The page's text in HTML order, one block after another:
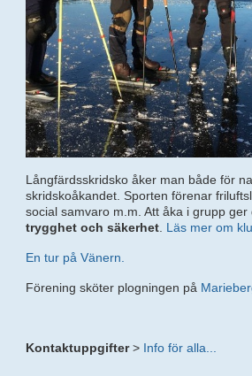
Långfärdsskridsko åker man både för
skridskoåkandet. Sporten förenar
social samvaro m.m. Att åka i grupp ger
trygghet och säkerhet. Läs mer om
En tur på Vänern.
Förening sköter plogningen på
Kontaktuppgifter> Info för alla...